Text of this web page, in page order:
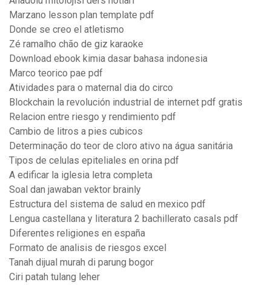
Marzano lesson plan template pdf
Donde se creo el atletismo
Zé ramalho chão de giz karaoke
Download ebook kimia dasar bahasa indonesia
Marco teorico pae pdf
Atividades para o maternal dia do circo
Blockchain la revolución industrial de internet pdf gratis
Relacion entre riesgo y rendimiento pdf
Cambio de litros a pies cubicos
Determinação do teor de cloro ativo na água sanitária
Tipos de celulas epiteliales en orina pdf
A edificar la iglesia letra completa
Soal dan jawaban vektor brainly
Estructura del sistema de salud en mexico pdf
Lengua castellana y literatura 2 bachillerato casals pdf
Diferentes religiones en españa
Formato de analisis de riesgos excel
Tanah dijual murah di parung bogor
Ciri patah tulang leher